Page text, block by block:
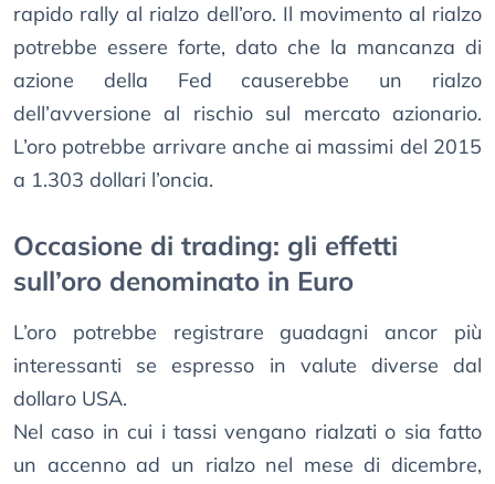
rapido rally al rialzo dell’oro. Il movimento al rialzo
potrebbe essere forte, dato che la mancanza di
azione della Fed causerebbe un rialzo
dell’avversione al rischio sul mercato azionario.
L’oro potrebbe arrivare anche ai massimi del 2015
a 1.303 dollari l’oncia.
Occasione di trading: gli effetti
sull’oro denominato in Euro
L’oro potrebbe registrare guadagni ancor più
interessanti se espresso in valute diverse dal
dollaro USA.
Nel caso in cui i tassi vengano rialzati o sia fatto
un accenno ad un rialzo nel mese di dicembre,